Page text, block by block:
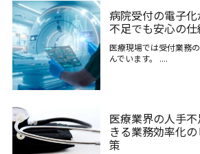
病院受付の電子
不足でも安心の
医療現場では受付業務
んでいます。 ....
医療業界の人手
きる業務効率化
策